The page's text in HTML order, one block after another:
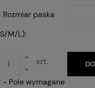
Rozmiar paska
M/L):
szt.
- Pole wymagane